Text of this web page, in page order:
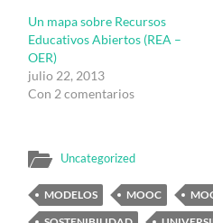
Un mapa sobre Recursos
Educativos Abiertos (REA –
OER)
julio 22, 2013
Con 2 comentarios
Uncategorized
MODELOS MOOC